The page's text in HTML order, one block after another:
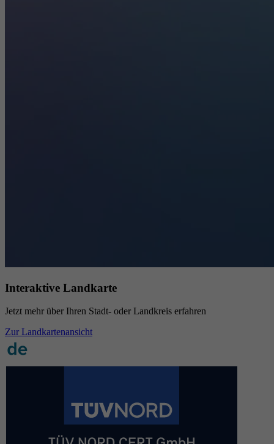
Interaktive Landkarte
Jetzt mehr über Ihren Stadt- oder Landkreis erfahren
Zur Landkartenansicht